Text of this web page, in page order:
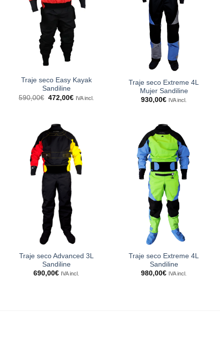
Traje seco Easy Kayak
Sandiline
590,00€ El
precio
590,00€.
472,00€ElIVA incl.
Traje seco Extreme 4L
Mujer Sandiline
930,00€ IVA incl.
Traje seco Advanced 3L
Sandiline
690,00€ IVA incl.
Traje seco Extreme 4L
Sandiline
980,00€ IVA incl.